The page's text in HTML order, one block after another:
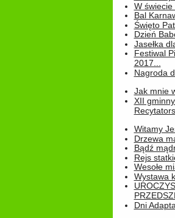
W świecie
Bal
Święto
Dzień
Jasełka
Festiwal
2017...
Nagroda
Jak mnie
XII
Witamy
Drzewa
Bądź
Rejs
Wesołe
Wystawa
Dni